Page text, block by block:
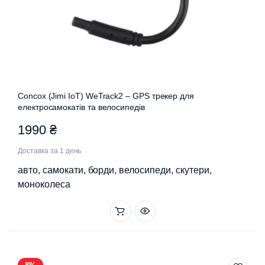
Concox (Jimi IoT) WeTrack2 – GPS трекер для
електросамокатів та велосипедів
1990 ₴
Доставка за 1 день
авто, самокати, борди, велосипеди, скутери,
моноколеса